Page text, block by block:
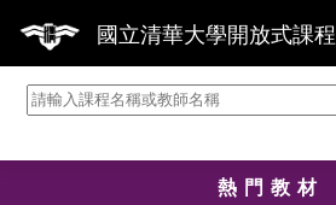
國立清華大學開放式課程
熱門教材